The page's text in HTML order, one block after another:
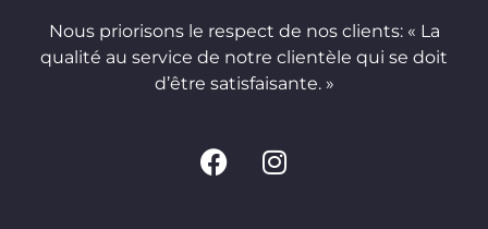
Nous priorisons le respect de nos clients: « La
qualité au service de notre clientèle qui se doit
d’être satisfaisante. »